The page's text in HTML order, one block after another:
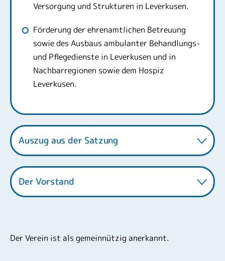
Versorgung und Strukturen in Leverkusen.
Förderung der ehrenamtlichen Betreuung
sowie des Ausbaus ambulanter Behandlungs-
und Pflegedienste in Leverkusen und in
Nachbarregionen sowie dem Hospiz
Leverkusen.
Auszug aus der Satzung
Der Vorstand
Der Verein ist als gemeinnützig anerkannt.